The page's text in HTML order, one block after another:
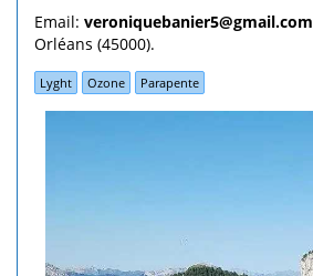
Email: veroniquebanier5@gmail.com
Orléans (45000).
Lyght Ozone Parapente